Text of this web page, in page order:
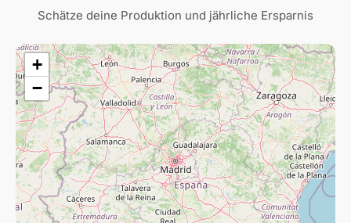
Schätze deine Produktion und jährliche Ersparnis
+
−